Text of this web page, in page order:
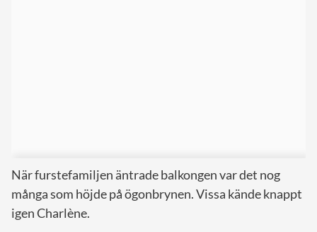
När furstefamiljen äntrade balkongen var det nog
många som höjde på ögonbrynen. Vissa kände knappt
igen Charlène.